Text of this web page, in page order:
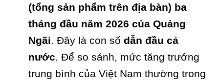
(tổng sản phẩm trên địa bàn) ba
tháng đầu năm 2026 của Quảng
Ngãi. Đây là con số dẫn đầu cả
nước. Để so sánh, mức tăng trưởng
trung bình của Việt Nam thường trong